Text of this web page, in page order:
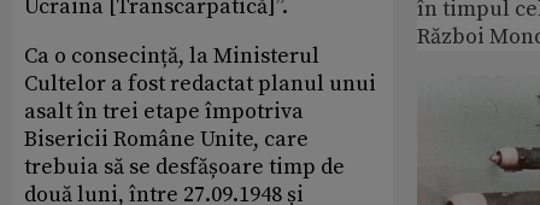
Ucraina [Transcarpatică]”.
Ca o consecință, la Ministerul
Cultelor a fost redactat planul unui
asalt în trei etape împotriva
Bisericii Române Unite, care
trebuia să se desfășoare timp de
două luni, între 27.09.1948 și
în timpul
Război